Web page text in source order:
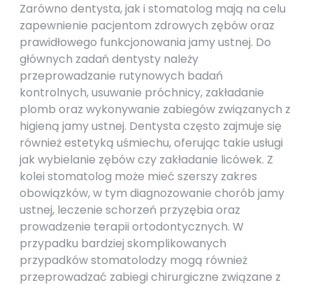
Zarówno dentysta, jak i stomatolog mają na celu
zapewnienie pacjentom zdrowych zębów oraz
prawidłowego funkcjonowania jamy ustnej. Do
głównych zadań dentysty należy
przeprowadzanie rutynowych badań
kontrolnych, usuwanie próchnicy, zakładanie
plomb oraz wykonywanie zabiegów związanych z
higieną jamy ustnej. Dentysta często zajmuje się
również estetyką uśmiechu, oferując takie usługi
jak wybielanie zębów czy zakładanie licówek. Z
kolei stomatolog może mieć szerszy zakres
obowiązków, w tym diagnozowanie chorób jamy
ustnej, leczenie schorzeń przyzębia oraz
prowadzenie terapii ortodontycznych. W
przypadku bardziej skomplikowanych
przypadków stomatolodzy mogą również
przeprowadzać zabiegi chirurgiczne związane z